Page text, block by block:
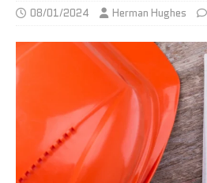
08/01/2024 Herman Hughes